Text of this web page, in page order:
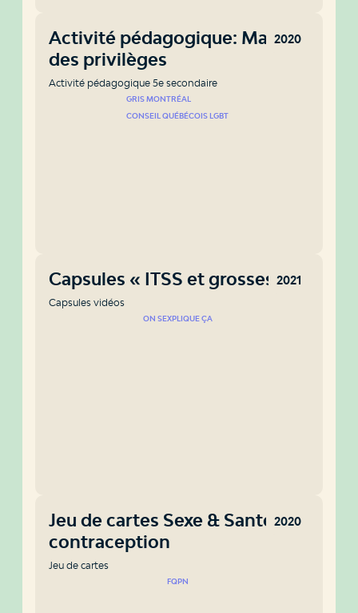
2020
Activité pédagogique: Marche
des privilèges
Activité pédagogique 5e secondaire
GRIS MONTRÉAL
CONSEIL QUÉBÉCOIS LGBT
2021
Capsules « ITSS et grossesse »
Capsules vidéos
ON SEXPLIQUE ÇA
2020
Jeu de cartes Sexe & Santé : La
contraception
Jeu de cartes
FQPN